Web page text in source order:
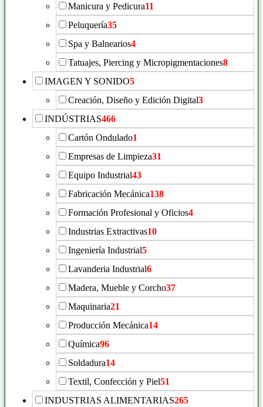
Manicura y Pedicura11
Peluquería35
Spa y Balnearios4
Tatuajes, Piercing y Micropigmentaciones8
IMAGEN Y SONIDO5
Creación, Diseño y Edición Digital3
INDÚSTRIAS466
Cartón Ondulado1
Empresas de Limpieza31
Equipo Industrial43
Fabricación Mecánica138
Formación Profesional y Oficios4
Industrias Extractivas10
Ingeniería Industrial5
Lavanderia Industrial6
Madera, Mueble y Corcho37
Maquinaria21
Producción Mecánica14
Química96
Soldadura14
Textil, Confección y Piel51
INDUSTRIAS ALIMENTARIAS265